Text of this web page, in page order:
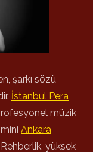
şarkı sözü
İstanbul Pera
müzik
Ankara
yüksek